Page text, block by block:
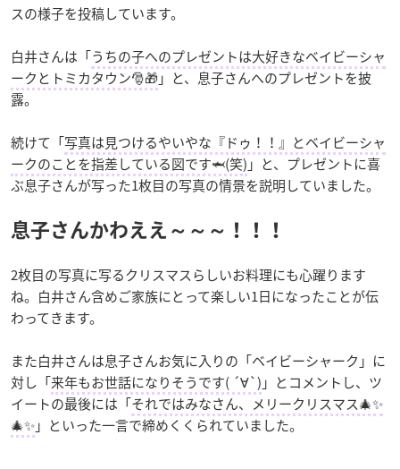
スの様子を投稿しています。
白井さんは「うちの子へのプレゼントは大好きなベイビーシャ
ークとトミカタウン🎅🎁 」と、息子さんへのプレゼントを披
露。
続けて「写真は見つけるやいやな『ドゥ！！』とベイビーシャ
ークのことを指差している図です🦈(笑) 」と、プレゼントに喜
ぶ息子さんが写った1枚目の写真の情景を説明していました。
息子さんかわええ～～～！！！
2枚目の写真に写るクリスマスらしいお料理にも心躍ります
ね。白井さん含めご家族にとって楽しい1日になったことが伝
わってきます。
また白井さんは息子さんお気に入りの「ベイビーシャーク」に
対し「来年もお世話になりそうです( ´∀`) 」とコメントし、ツ
イートの最後には「それではみなさん、メリークリスマス🎄✨
🎄✨」といった一言で締めくくられていました。